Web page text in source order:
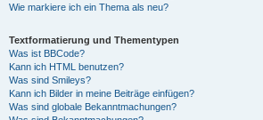
Wie markiere ich ein Thema als neu?
Textformatierung und Thementypen
Was ist BBCode?
Kann ich HTML benutzen?
Was sind Smileys?
Kann ich Bilder in meine Beiträge einfügen?
Was sind globale Bekanntmachungen?